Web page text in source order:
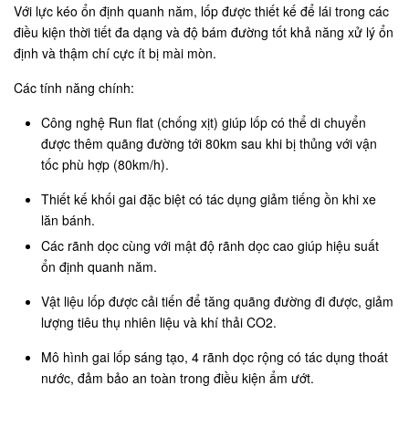
Với lực kéo ổn định quanh năm, lốp được thiết kế để lái trong các
điều kiện thời tiết đa dạng và độ bám đường tốt khả năng xử lý ổn
định và thậm chí cực ít bị mài mòn.
Các tính năng chính:
Công nghệ Run flat (chống xịt) giúp lốp có thể di chuyển
được thêm quãng đường tới 80km sau khi bị thủng với vận
tốc phù hợp (80km/h).
Thiết kế khối gai đặc biệt có tác dụng giảm tiếng ồn khi xe
lăn bánh.
Các rãnh dọc cùng với mật độ rãnh dọc cao giúp hiệu suất
ổn định quanh năm.
Vật liệu lốp được cải tiến để tăng quãng đường đi được, giảm
lượng tiêu thụ nhiên liệu và khí thải CO2.
Mô hình gai lốp sáng tạo, 4 rãnh dọc rộng có tác dụng thoát
nước, đảm bảo an toàn trong điều kiện ẩm ướt.